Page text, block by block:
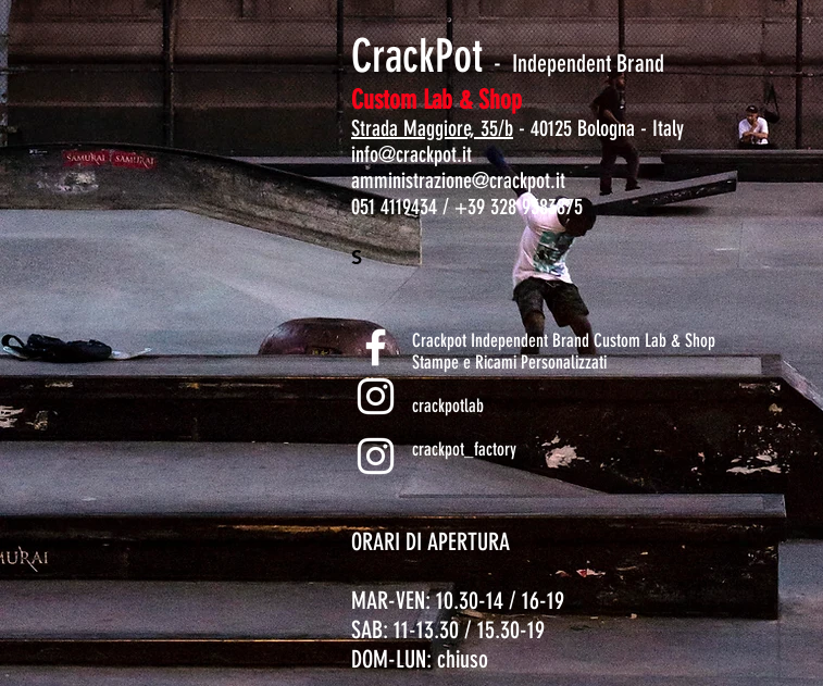
CrackPot- Independent Brand
Custom Lab & Shop
Strada Maggiore, 35/b- 40125 Bologna - Italy
info@crackpot.it
amministrazione@crackpot.it
051 4119434 / +39 328 9383875
S
Crackpot Independent Brand Custom Lab & Shop
Stampe e Ricami Personalizzati
crackpotlab
crackpot_factory
ORARI DI APERTURA
MAR-VEN: 10.30-14 / 16-19
SAB: 11-13.30 / 15.30-19
DOM-LUN: chiuso